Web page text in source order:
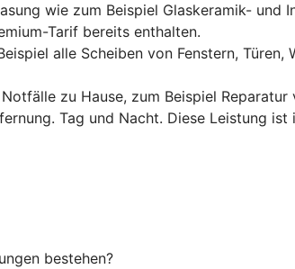
wie zum Beispiel Glaskeramik-
Tarif bereits enthalten.
alle Scheiben von Fenstern,
zu Hause, zum Beispiel
Tag und Nacht. Diese Leistung
bestehen?